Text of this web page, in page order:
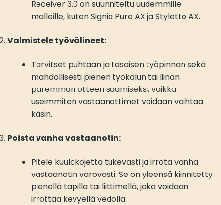
Receiver 3.0 on suunniteltu uudemmille
malleille, kuten Signia Pure AX ja Styletto AX.
Valmistele työvälineet:
Tarvitset puhtaan ja tasaisen työpinnan sekä
mahdollisesti pienen työkalun tai liinan
paremman otteen saamiseksi, vaikka
useimmiten vastaanottimet voidaan vaihtaa
käsin.
Poista vanha vastaanotin:
Pitele kuulokojetta tukevasti ja irrota vanha
vastaanotin varovasti. Se on yleensä kiinnitetty
pienellä tapilla tai liittimellä, joka voidaan
irrottaa kevyellä vedolla.